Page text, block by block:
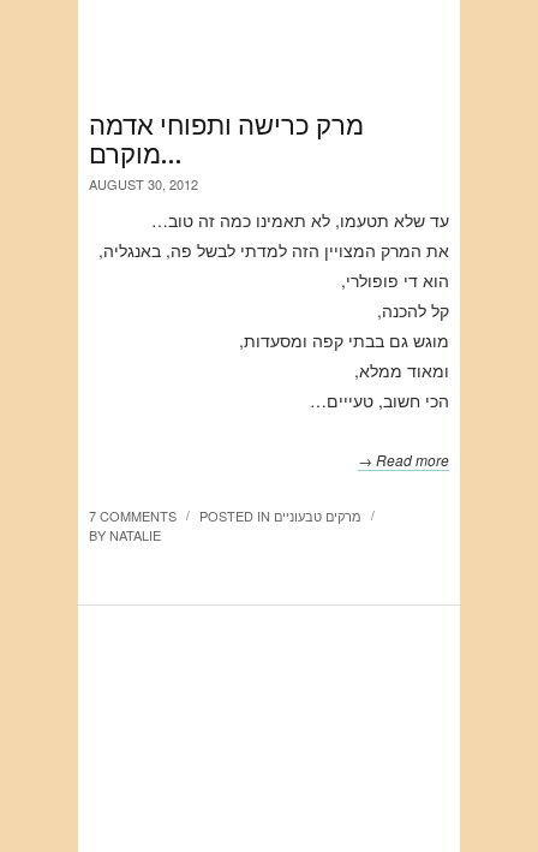
מרק כרישה ותפוחי אדמה
מוקרם…
AUGUST 30, 2012
עד שלא תטעמו, לא תאמינו כמה זה טוב…
את המרק המצויין הזה למדתי לבשל פה, באנגליה,
הוא די פופולרי,
קל להכנה,
מוגש גם בבתי קפה ומסעדות,
ומאוד ממלא,
הכי חשוב, טעייים…
Read more →
7 COMMENTS / POSTED IN מרקים טבעוניים /
BYNATALIE